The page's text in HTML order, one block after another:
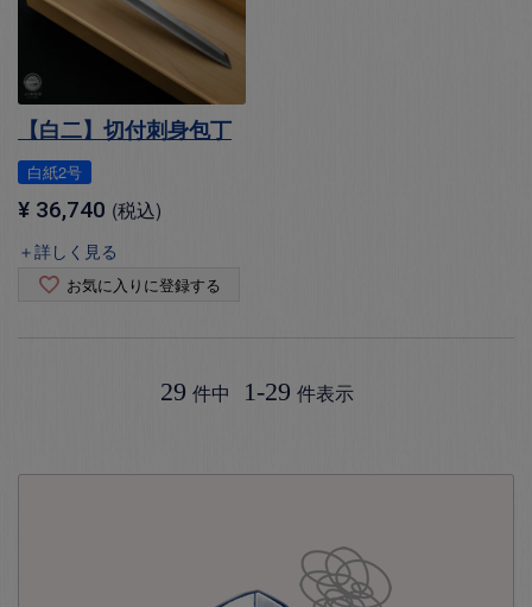
【白二】切付刺身包丁
白紙2号
¥ 36,740 税込
＋詳しく見る
お気に入りに登録する
29 件中 1-29 件表示